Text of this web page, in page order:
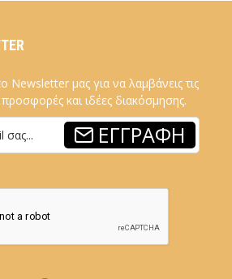
Newsletter μας για να λαμβάνεις τις
προσφορές και ιδέες διακόσμησης.
ΕΓΓΡΑΦΉ